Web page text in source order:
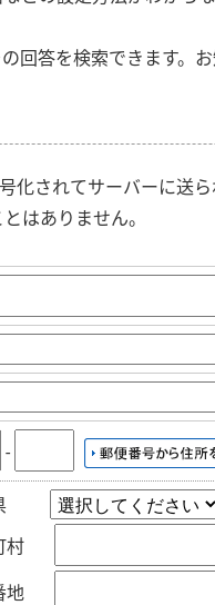
回答を検索できます。
化されてサーバーに送ら
はありません。
‐
村
地